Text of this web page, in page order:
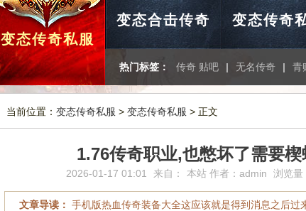
变态传奇私服
变态合击传奇 变态传奇
热门标签： 传奇 贴吧 | 无名传奇 | 青
当前位置： 变态传奇私服 > 变态传奇私服 > 正文
1.76传奇职业,也憋坏了需要
2026-01-17 01:01 来自： 本站 作者： admin 浏览量
文章导读： 手机版热血传奇装备大全这应该就是得到消息之后过